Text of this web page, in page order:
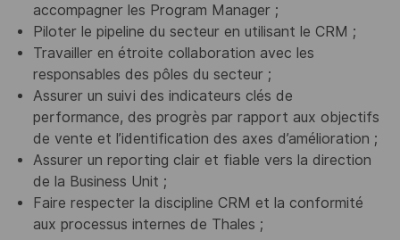
accompagner les Program Manager ;
Piloter le pipeline du secteur en utilisant le CRM ;
Travailler en étroite collaboration avec les
responsables des pôles du secteur ;
Assurer un suivi des indicateurs clés de
performance, des progrès par rapport aux objectifs
de vente et l’identification des axes d’amélioration ;
Assurer un reporting clair et fiable vers la direction
de la Business Unit ;
Faire respecter la discipline CRM et la conformité
aux processus internes de Thales ;